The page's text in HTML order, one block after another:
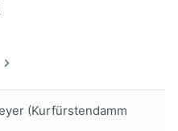
(Kurfürstendamm